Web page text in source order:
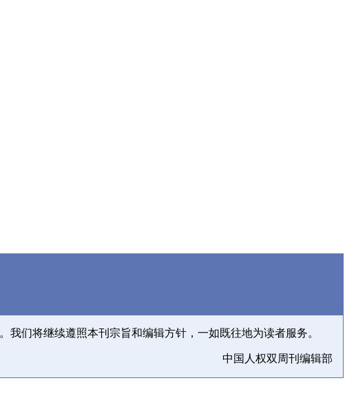
。我们将继续遵照本刊宗旨和编辑方针，一如既往地为读者服务。
中国人权双周刊编辑部